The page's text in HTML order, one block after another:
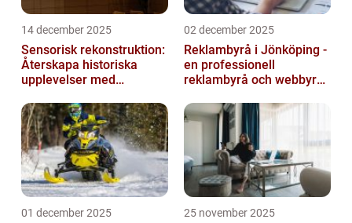
14 december 2025
Sensorisk rekonstruktion:
Återskapa historiska
upplevelser med
02 december 2025
Reklambyrå i Jönköping -
en professionell
reklambyrå och webbyrå
kommunikati...
01 december 2025 25 november 2025